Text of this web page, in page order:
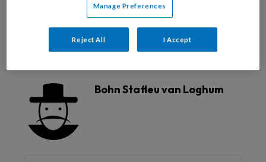
Reageer op dit artikel Deel dit artikel
Bohn Stafleu van Loghum
Manage Preferences
Reject All I Accept